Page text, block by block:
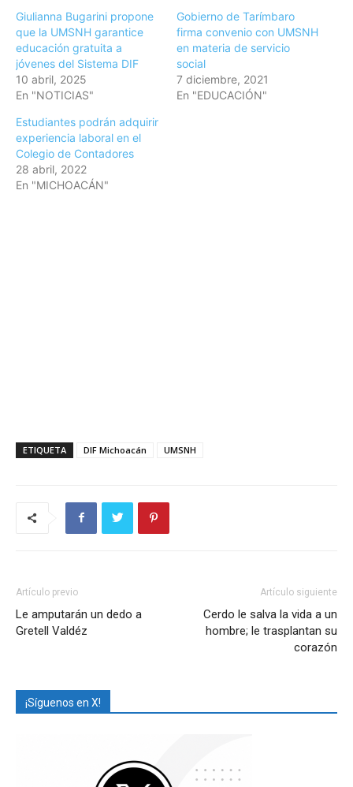
Giulianna Bugarini propone
que la UMSNH garantice
educación gratuita a
jóvenes del Sistema DIF
10 abril, 2025
En "NOTICIAS"
Gobierno de Tarímbaro
firma convenio con UMSNH
en materia de servicio
social
7 diciembre, 2021
En "EDUCACIÓN"
Estudiantes podrán adquirir
experiencia laboral en el
Colegio de Contadores
28 abril, 2022
En "MICHOACÁN"
ETIQUETA DIF Michoacán UMSNH
Artículo previo
Le amputarán un dedo a
Gretell Valdéz
Artículo siguiente
Cerdo le salva la vida a un
hombre; le trasplantan su
corazón
¡Síguenos en X!